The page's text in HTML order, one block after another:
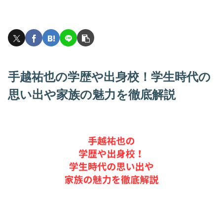
手越祐也の学歴や出身校！学生時代の
思い出や家族の魅力を徹底解説